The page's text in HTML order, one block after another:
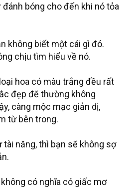
đánh bóng cho đến khi nó tỏa
không biết một cái gì đó.
chịu tìm hiểu về nó.
hoa có màu trắng đều rất
đẹp đẽ thường không
càng mộc mạc giản dị,
từ bên trong.
năng, thì bạn sẽ không sợ
có nghĩa có giấc mơ